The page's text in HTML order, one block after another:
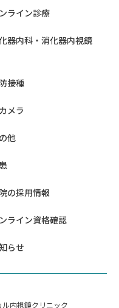
ライン診療
器内科・消化器内視鏡
接種
メラ
他
の採用情報
ライン資格確認
らせ
内視鏡クリニック